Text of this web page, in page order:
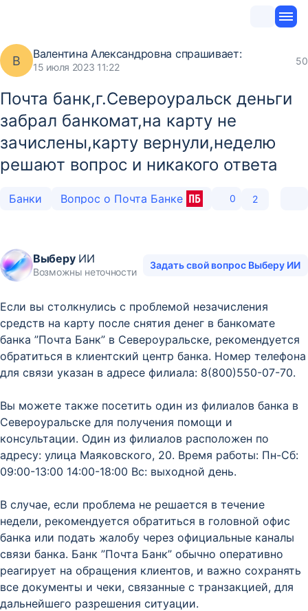
В Валентина Александровна спрашивает:
15 июля 2023 11:22
50
Почта банк,г.Североуральск деньги
забрал банкомат,на карту не
зачислены,карту вернули,неделю
решают вопрос и никакого ответа
Банки Вопрос о Почта Банке 0 2
ВыберуИИ
Возможны неточности
Задать свой вопрос Выберу ИИ
Если вы столкнулись с проблемой незачисления
средств на карту после снятия денег в банкомате
банка ”Почта Банк” в Североуральске, рекомендуется
обратиться в клиентский центр банка. Номер телефона
для связи указан в адресе филиала: 8(800)550-07-70.
Вы можете также посетить один из филиалов банка в
Североуральске для получения помощи и
консультации. Один из филиалов расположен по
адресу: улица Маяковского, 20. Время работы: Пн-Сб:
09:00-13:00 14:00-18:00 Вс: выходной день.
В случае, если проблема не решается в течение
недели, рекомендуется обратиться в головной офис
банка или подать жалобу через официальные каналы
связи банка. Банк ”Почта Банк” обычно оперативно
реагирует на обращения клиентов, и важно сохранять
все документы и чеки, связанные с транзакцией, для
дальнейшего разрешения ситуации.